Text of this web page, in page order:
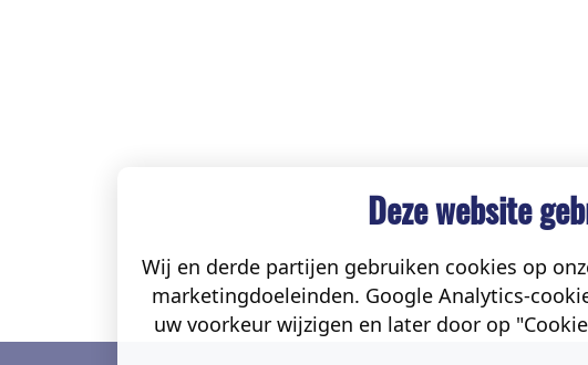
Deze website
Wij en derde partijen gebruiken cookies op
marketingdoeleinden. Google Analytics-
uw voorkeur wijzigen en later door op